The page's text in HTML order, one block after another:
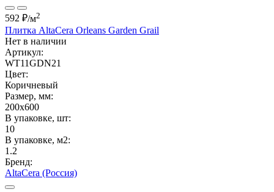
592 ₽/м2
Плитка AltaCera Orleans Garden Grail
Нет в наличии
Артикул:
WT11GDN21
Цвет:
Коричневый
Размер, мм:
200x600
В упаковке, шт:
10
В упаковке, м2:
1.2
Бренд:
AltaCera (Россия)